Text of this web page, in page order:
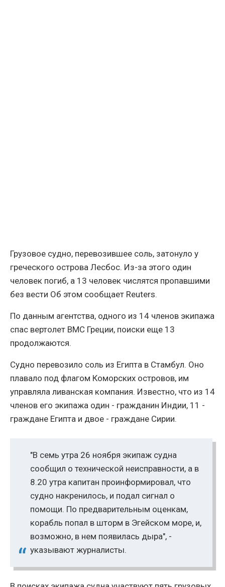
Грузовое судно, перевозившее соль, затонуло у
греческого острова Лесбос. Из-за этого один
человек погиб, а 13 человек числятся пропавшими
без вести Об этом сообщает Reuters.
По данным агентства, одного из 14 членов экипажа
спас вертолет ВМС Греции, поиски еще 13
продолжаются.
Судно перевозило соль из Египта в Стамбул. Оно
плавало под флагом Коморских островов, им
управляла ливанская компания. Известно, что из 14
членов его экипажа один - гражданин Индии, 11 -
граждане Египта и двое - граждане Сирии.
"В семь утра 26 ноября экипаж судна
сообщил о технической неисправности, а в
8.20 утра капитан проинформировал, что
судно накренилось, и подал сигнал о
помощи. По предварительным оценкам,
корабль попал в шторм в Эгейском море, и,
возможно, в нем появилась дыра", -
указывают журналисты.